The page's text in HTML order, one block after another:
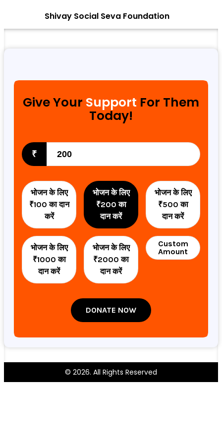
Shivay Social Seva Foundation
Give Your Support For Them
Today!
₹
भोजन के लिए
₹100 का दान
करें
भोजन के लिए
₹200 का
दान करें
भोजन के लिए
₹500 का
दान करें
भोजन के लिए
₹1000 का
दान करें
भोजन के लिए
₹2000 का
दान करें
Custom
Amount
DONATE NOW
© 2026. All Rights Reserved